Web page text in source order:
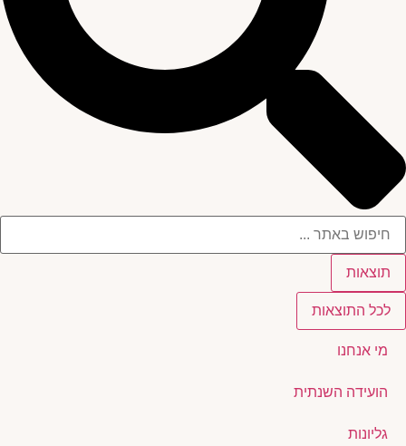
תוצאות
לכל התוצאות
מי אנחנו
הועידה השנתית
גליונות